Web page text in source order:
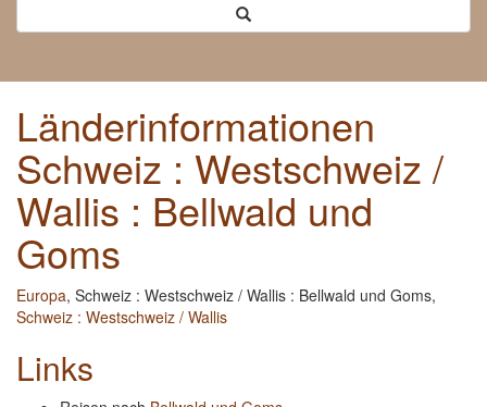
Länderinformationen
Schweiz : Westschweiz /
Wallis : Bellwald und
Goms
Europa, Schweiz : Westschweiz / Wallis : Bellwald und Goms,
Schweiz : Westschweiz / Wallis
Links